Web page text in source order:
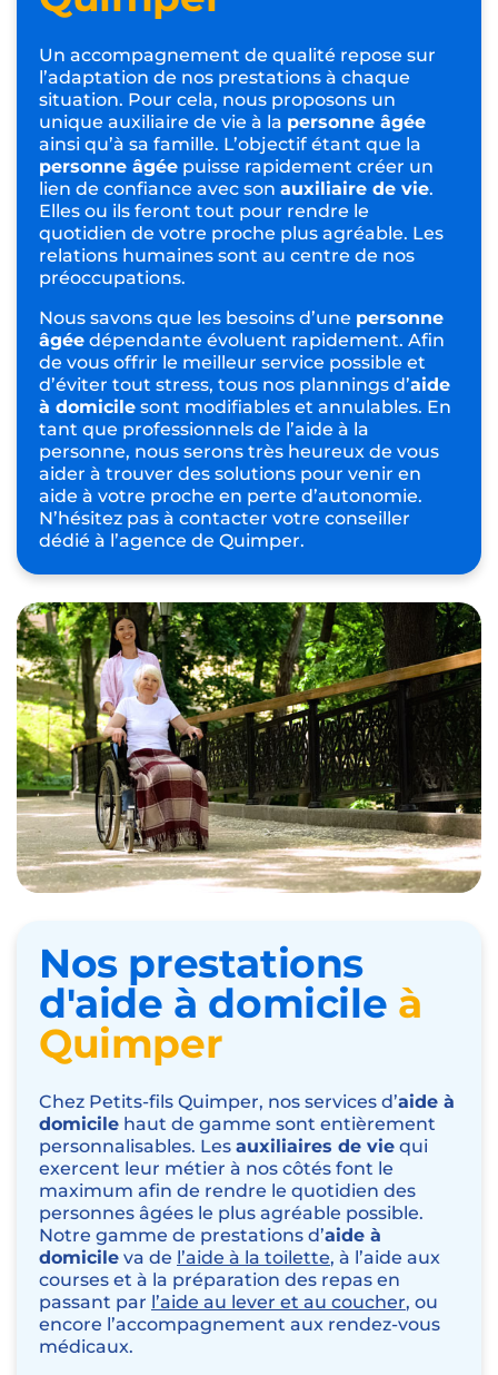
Un accompagnement de qualité repose sur
l’adaptation de nos prestations à chaque
situation. Pour cela, nous proposons un
unique auxiliaire de vie à la personne âgée
ainsi qu’à sa famille. L’objectif étant que la
personne âgée puisse rapidement créer un
lien de confiance avec son auxiliaire de vie.
Elles ou ils feront tout pour rendre le
quotidien de votre proche plus agréable. Les
relations humaines sont au centre de nos
préoccupations.
Nous savons que les besoins d’une personne
âgée dépendante évoluent rapidement. Afin
de vous offrir le meilleur service possible et
d’éviter tout stress, tous nos plannings d’aide
à domicile sont modifiables et annulables. En
tant que professionnels de l’aide à la
personne, nous serons très heureux de vous
aider à trouver des solutions pour venir en
aide à votre proche en perte d’autonomie.
N’hésitez pas à contacter votre conseiller
dédié à l’agence de Quimper.
Nos prestations
d'aide à domicile à
Quimper
Chez Petits-fils Quimper, nos services d’aide à
domicile haut de gamme sont entièrement
personnalisables. Les auxiliaires de vie qui
exercent leur métier à nos côtés font le
maximum afin de rendre le quotidien des
personnes âgées le plus agréable possible.
Notre gamme de prestations d’aide à
domicile va de l’aide à la toilette, à l’aide aux
courses et à la préparation des repas en
passant par l’aide au lever et au coucher, ou
encore l’accompagnement aux rendez-vous
médicaux.